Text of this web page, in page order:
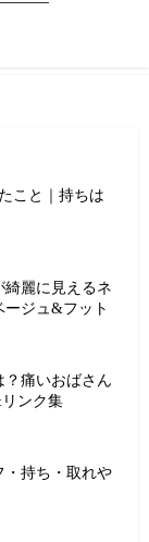
こと｜持ちは
麗に見えるネ
ジュ&フット
？痛いおばさん
ンク集
・持ち・取れや